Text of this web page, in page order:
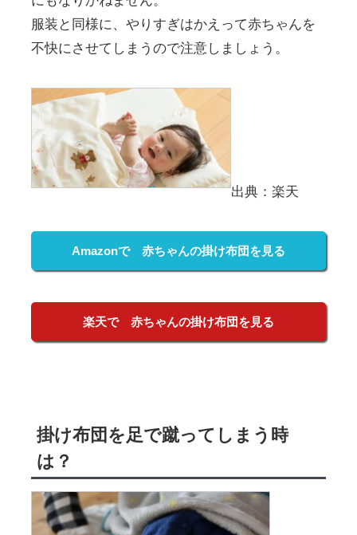
服装と同様に、やりすぎはかえって赤ちゃんを
不快にさせてしまうので注意しましょう。
出典：楽天
Amazonで 赤ちゃんの掛け布団を見る
楽天で 赤ちゃんの掛け布団を見る
掛け布団を足で蹴ってしまう時
は？